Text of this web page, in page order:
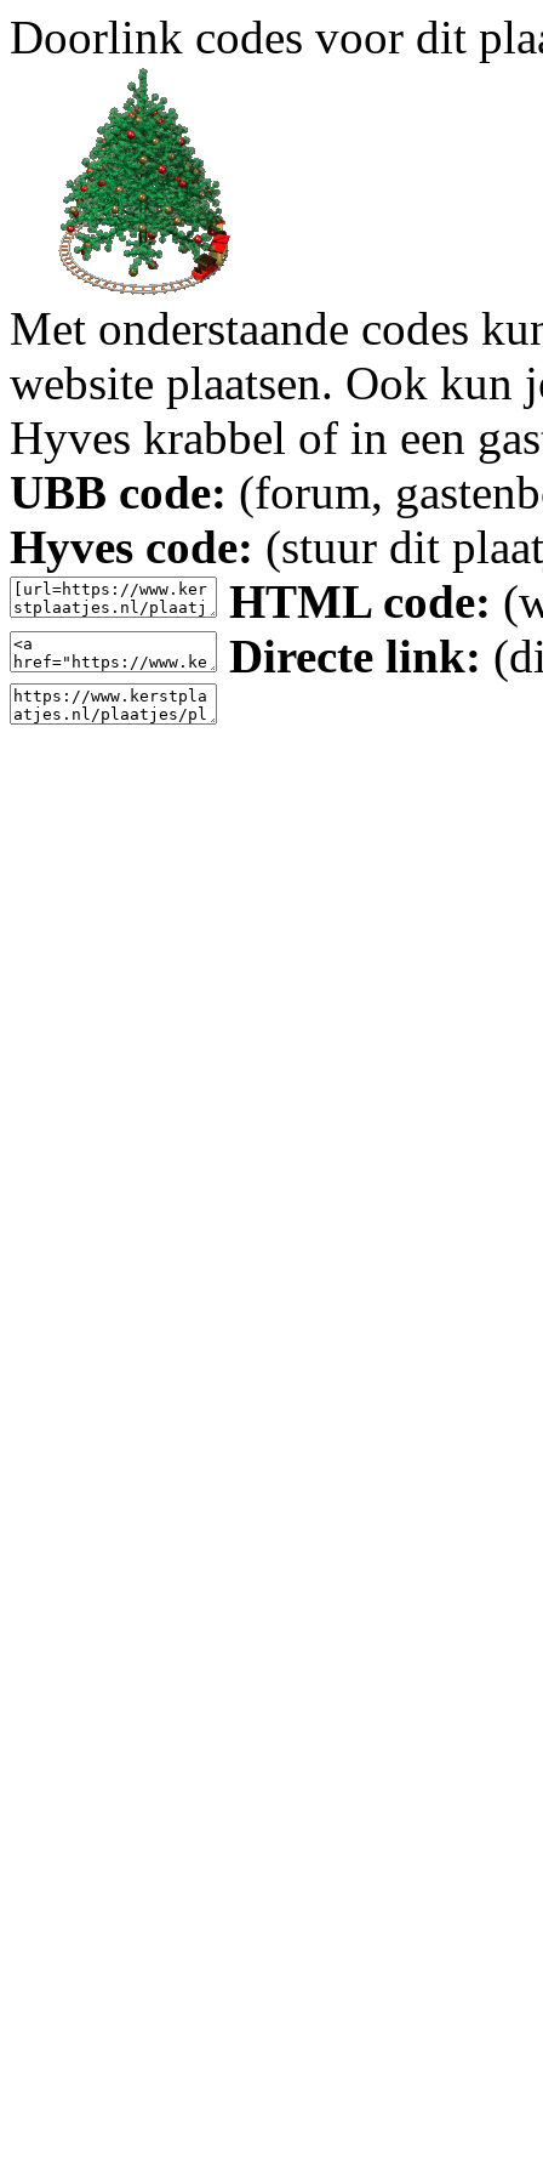
Doorlink codes voor dit
Met onderstaande codes
website plaatsen. Ook kun
Hyves krabbel of in een
UBB code: (forum,
Hyves code: (stuur dit
HTML code:
Directe link: